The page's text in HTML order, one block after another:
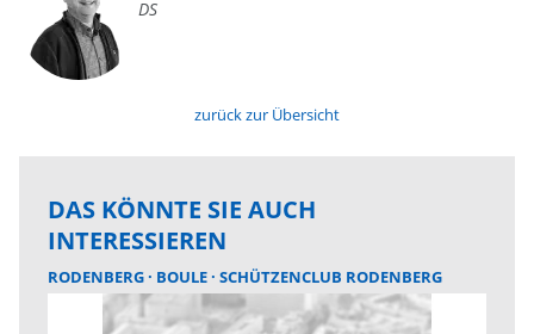
DS
zurück zur Übersicht
DAS KÖNNTE SIE AUCH
INTERESSIEREN
RODENBERG BOULE SCHÜTZENCLUB RODENBERG